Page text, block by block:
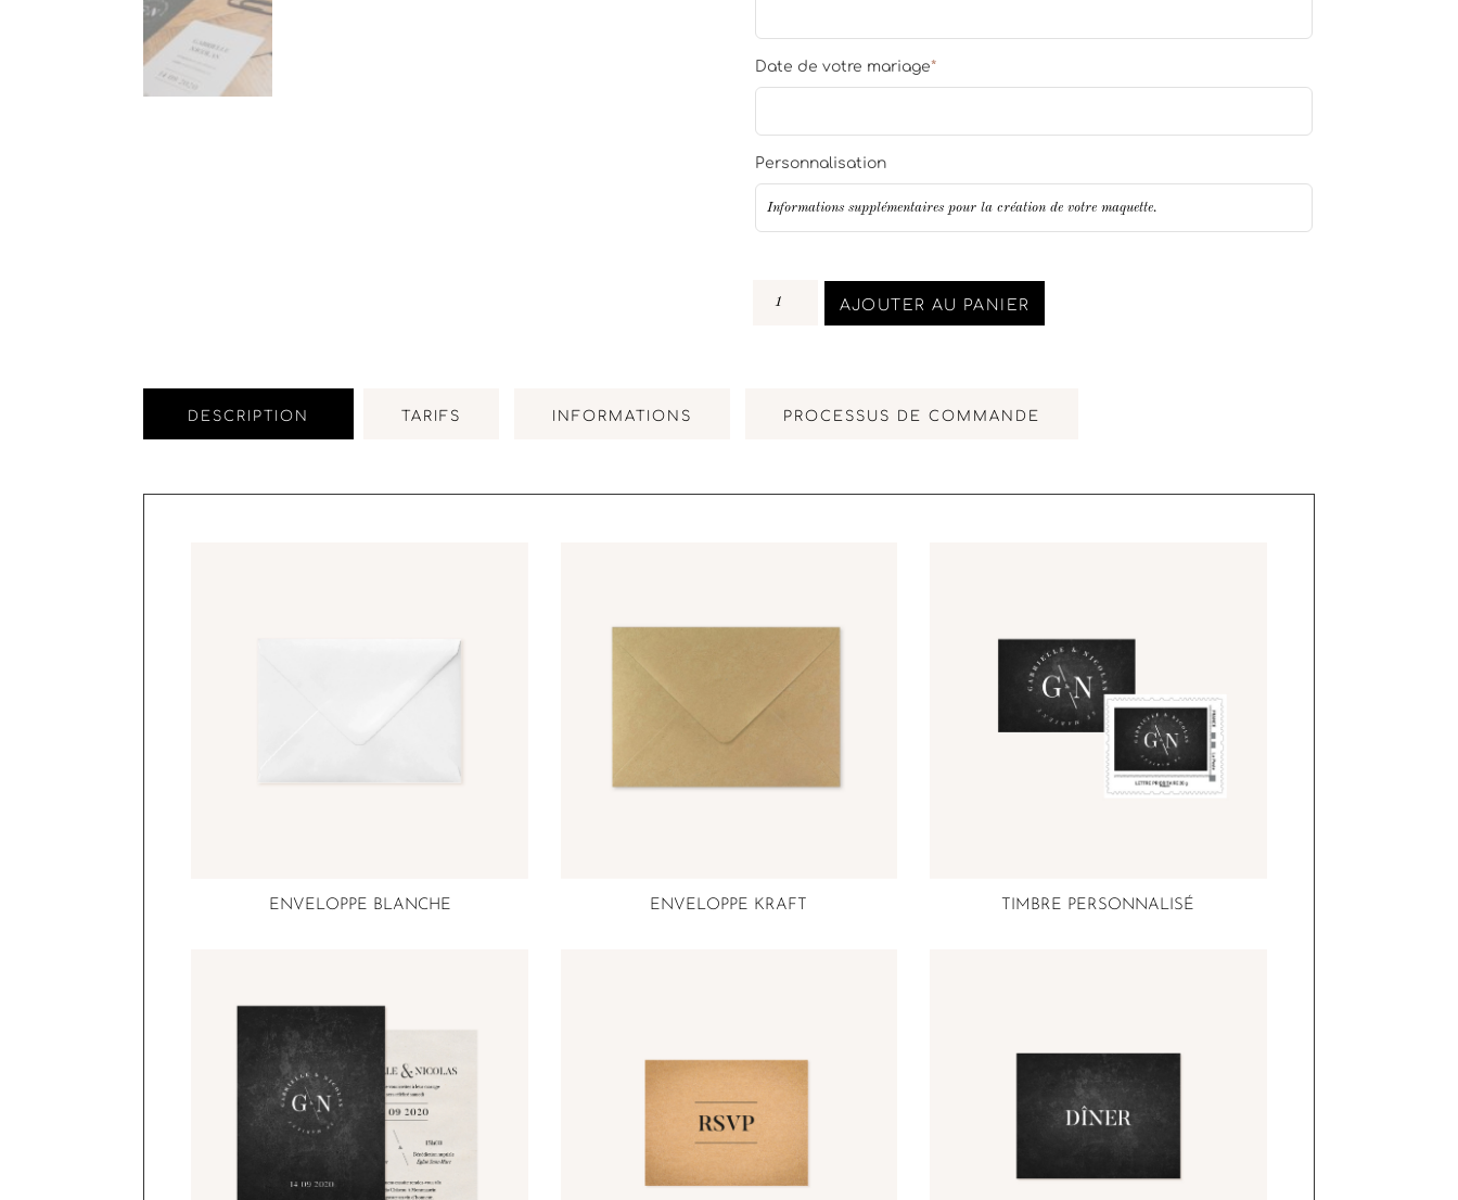
Date de votre mariage*
Personnalisation
AJOUTER AU PANIER
DESCRIPTION TARIFS INFORMATIONS PROCESSUS DE COMMANDE
ENVELOPPE BLANCHE ENVELOPPE KRAFT TIMBRE PERSONNALISÉ